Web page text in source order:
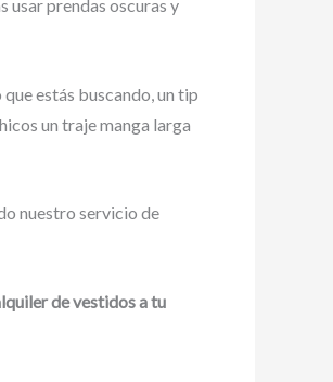
usar prendas oscuras y
estás buscando, un tip
un traje manga larga
nuestro servicio de
de vestidos a tu